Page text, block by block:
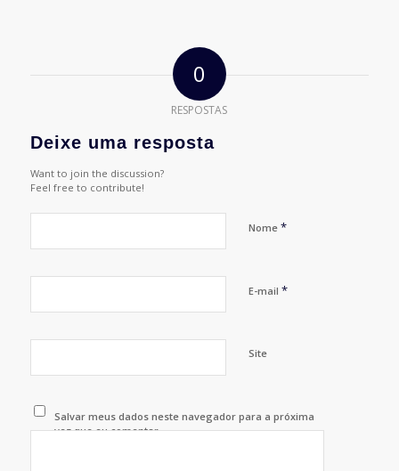
0
RESPOSTAS
Deixe uma resposta
Want to join the discussion?
Feel free to contribute!
Nome *
E-mail *
Site
Salvar meus dados neste navegador para a próxima
vez que eu comentar.